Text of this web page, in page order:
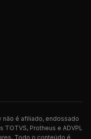
não é afiliado, endossado
TOTVS, Protheus e ADVPL
Todo o conteúdo é